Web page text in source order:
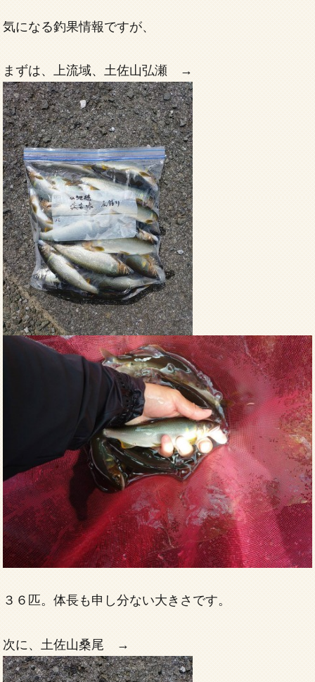
気になる釣果情報ですが、
まずは、上流域、土佐山弘瀬 →
３６匹。体長も申し分ない大きさです。
次に、土佐山桑尾 →